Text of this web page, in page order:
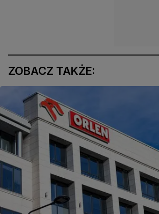
ZOBACZ TAKŻE: